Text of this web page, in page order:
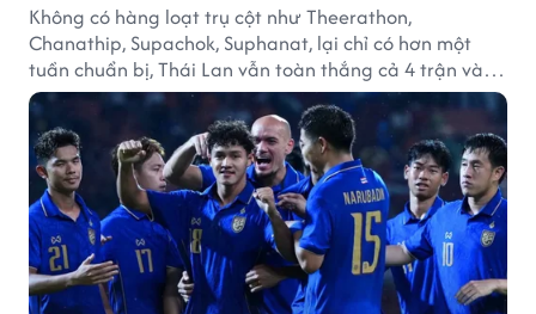
Không có hàng loạt trụ cột như Theerathon,
Chanathip, Supachok, Suphanat, lại chỉ có hơn một
tuần chuẩn bị, Thái Lan vẫn toàn thắng cả 4 trận và
giữ sạch lưới tại AFF Cup 2026.